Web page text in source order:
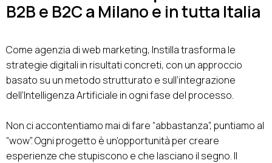
B2B e B2C a Milano e in tutta Italia
Come agenzia di web marketing, Instilla trasforma le
strategie digitali in risultati concreti, con un approccio
basato su un metodo strutturato e sull’integrazione
dell’Intelligenza Artificiale in ogni fase del processo.
Non ci accontentiamo mai di fare “abbastanza”, puntiamo al
“wow”. Ogni progetto è un’opportunità per creare
esperienze che stupiscono e che lasciano il segno. Il